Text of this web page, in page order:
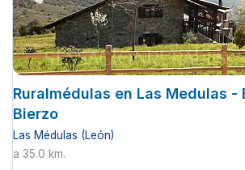
Ruralmédulas en Las Medulas -
Bierzo
Las Médulas (León)
a 35.0 km.